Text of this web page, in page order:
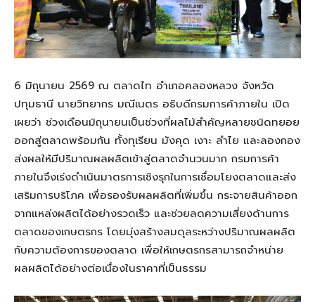
6 มิถุนายน 2569 ณ ตลาดไท อำเภอคลองหลวง จังหวัด
ปทุมธานี นายวิทยากร มณีเนตร อธิบดีกรมการค้าภายใน เปิด
เผยว่า ช่วงเดือนมิถุนายนเป็นช่วงที่ผลไม้สำคัญหลายชนิดทยอย
ออกสู่ตลาดพร้อมกัน ทั้งทุเรียน มังคุด เงาะ ลำไย และลองกอง
ส่งผลให้มีปริมาณผลผลิตเข้าสู่ตลาดจำนวนมาก กรมการค้า
ภายในจึงเร่งดำเนินมาตรการเชิงรุกในการเชื่อมโยงตลาดและส่ง
เสริมการบริโภค เพื่อรองรับผลผลิตที่เพิ่มขึ้น กระจายสินค้าออก
จากแหล่งผลิตได้อย่างรวดเร็ว และช่วยลดความเสี่ยงด้านการ
ตลาดของเกษตรกร โดยมุ่งสร้างสมดุลระหว่างปริมาณผลผลิต
กับความต้องการของตลาด เพื่อให้เกษตรกรสามารถจำหน่าย
ผลผลิตได้อย่างต่อเนื่องในราคาที่เป็นธรรม